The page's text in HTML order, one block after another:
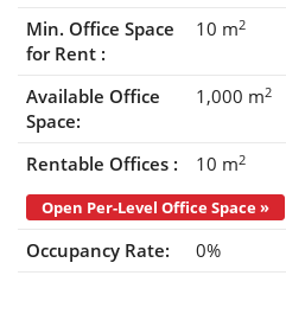
Min. Office Space
for Rent :
10 m2
Available Office
Space:
1,000 m2
Rentable Offices : 10 m2
Open Per-Level Office Space »
Occupancy Rate: 0%